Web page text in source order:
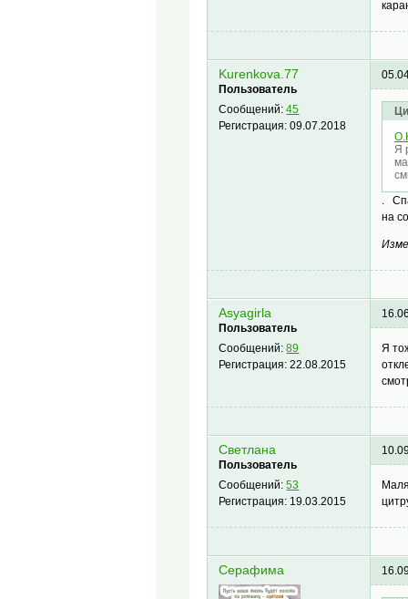
Kurenkova.77
Пользователь
Сообщений:45
Регистрация:09.07.2018
Я
.
на
Asyagirla
Пользователь
Сообщений:89
Регистрация:22.08.2015
Я
Светлана
Пользователь
Сообщений:53
Регистрация: 19.03.2015
Серафима